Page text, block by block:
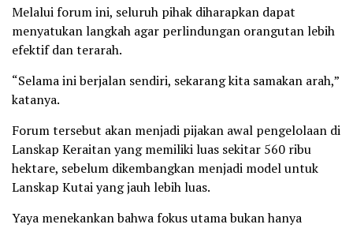
Melalui forum ini, seluruh pihak diharapkan dapat
menyatukan langkah agar perlindungan orangutan lebih
efektif dan terarah.
“Selama ini berjalan sendiri, sekarang kita samakan arah,”
katanya.
Forum tersebut akan menjadi pijakan awal pengelolaan di
Lanskap Keraitan yang memiliki luas sekitar 560 ribu
hektare, sebelum dikembangkan menjadi model untuk
Lanskap Kutai yang jauh lebih luas.
Yaya menekankan bahwa fokus utama bukan hanya